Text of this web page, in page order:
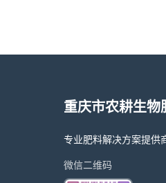
重庆市农耕生物
专业肥料解决方案提供
微信二维码